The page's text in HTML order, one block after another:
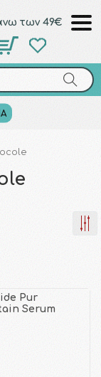
των 49€
Pur
Serum